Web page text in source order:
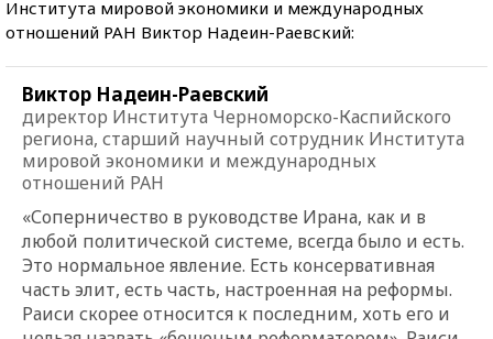
Института мировой экономики и международных
отношений РАН Виктор Надеин-Раевский:
Виктор Надеин-Раевский
директор Института Черноморско-Каспийского
региона, старший научный сотрудник Института
мировой экономики и международных
отношений РАН
«Соперничество в руководстве Ирана, как и в
любой политической системе, всегда было и есть.
Это нормальное явление. Есть консервативная
часть элит, есть часть, настроенная на реформы.
Раиси скорее относится к последним, хоть его и